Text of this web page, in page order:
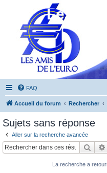
Les
FAQ
Accueil du forum Rechercher
Sujets sans réponse
Aller sur la recherche avancée
La recherche a